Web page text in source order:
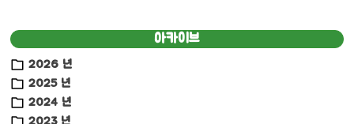
아카이브
2026 년
2025 년
2024 년
2023 년